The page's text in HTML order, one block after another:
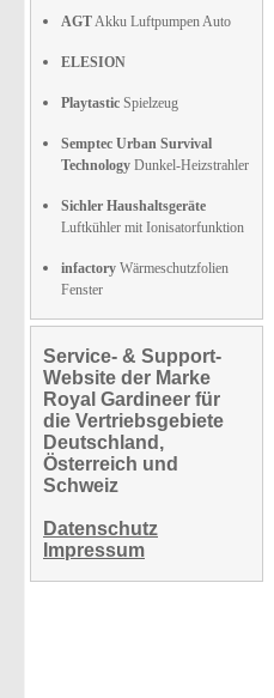
AGTAkku Luftpumpen Auto
ELESION
Playtastic Spielzeug
Semptec Urban Survival
Technology Dunkel-Heizstrahler
Sichler Haushaltsgeräte
Luftkühler mit Ionisatorfunktion
infactory Wärmeschutzfolien
Fenster
Service- & Support-
Website der Marke
Royal Gardineer für
die Vertriebsgebiete
Deutschland,
Österreich und
Schweiz
Datenschutz
Impressum